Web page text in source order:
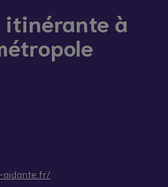
itinérante à
aidante.fr/